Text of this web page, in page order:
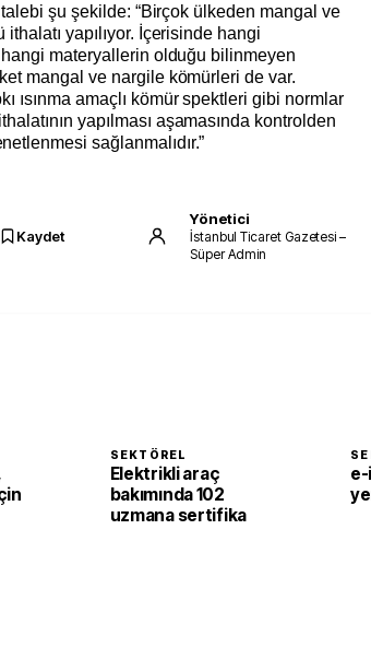
şu şekilde: “Birçok ülkeden mangal ve
ithalatı yapılıyor. İçerisinde hangi
hangi materyallerin olduğu bilinmeyen
mangal ve nargile kömürleri de var.
ısınma amaçlı kömür spektleri gibi normlar
yapılması aşamasında kontrolden
sağlanmalıdır.”
Kaydet
Yönetici
İstanbul Ticaret Gazetesi –
Süper Admin
SEKTÖREL
Elektrikli araç
bakımında 102
uzmana sertifika